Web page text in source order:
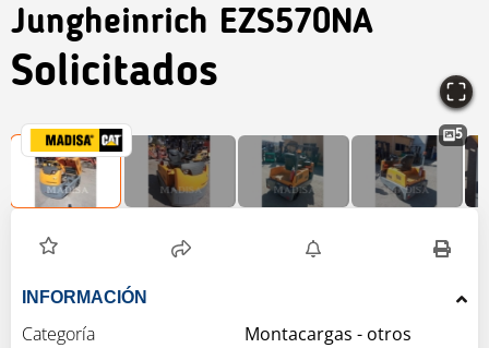
Jungheinrich EZS570NA
Solicitados
5
INFORMACIÓN
Categoría
Montacargas - otros